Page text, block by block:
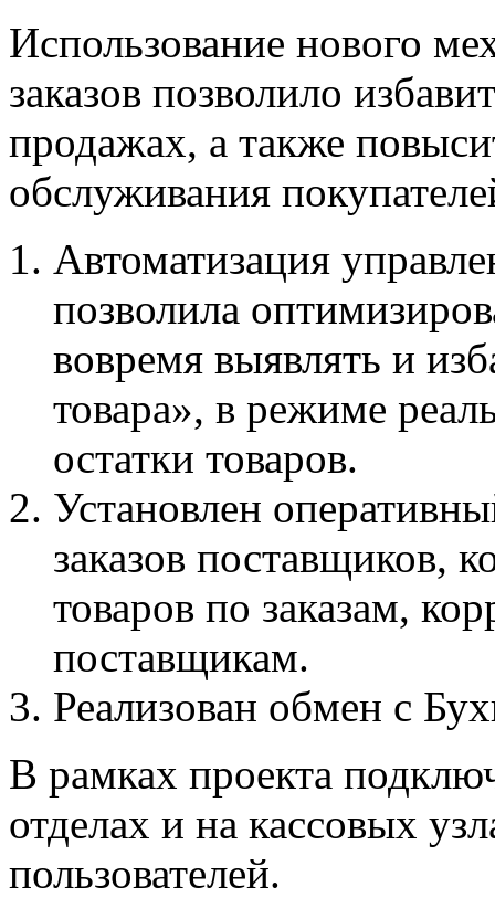
Использование нового
заказов позволило
продажах, а также
обслуживания
Автоматизация
позволила
вовремя выявлять и
товара», в режиме
остатки товаров.
Установлен
заказов поставщиков,
товаров по заказам,
поставщикам.
Реализован обмен с
В рамках проекта
отделах и на кассовых
пользователей.